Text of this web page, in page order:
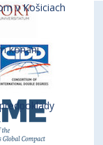
v Košiciach
konaní